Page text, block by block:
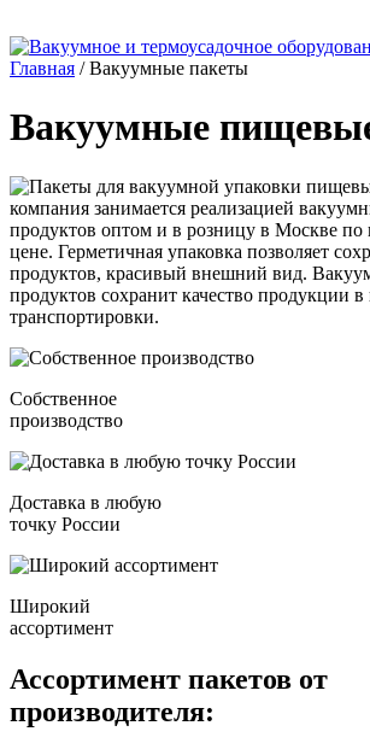
Главная /Вакуумные пакеты
Вакуумные
компания занимается реализацией
продуктов оптом и в розницу в Москве по
цене. Герметичная упаковка позволяет
продуктов, красивый внешний вид.
продуктов сохранит качество продукции в
транспортировки.
Собственное
производство
Доставка в любую
точку России
Широкий
ассортимент
Ассортимент пакетов от
производителя: